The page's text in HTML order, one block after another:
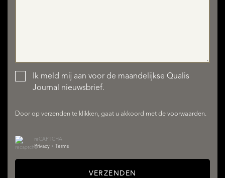
Ik meld mij aan voor de maandelijkse Qualis
Journal nieuwsbrief.
Door op verzenden te klikken, gaat u akkoord met de voorwaarden.
reCAPTCHA
Privacy • Terms
VERZENDEN
AANBOD